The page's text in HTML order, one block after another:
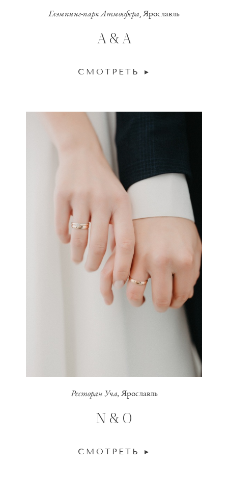
Глэмпинг-парк Атмосфера , Ярославль
A & A
СМОТРЕТЬ ▸
Ресторан Уча, Ярославль
N & O
СМОТРЕТЬ ▸